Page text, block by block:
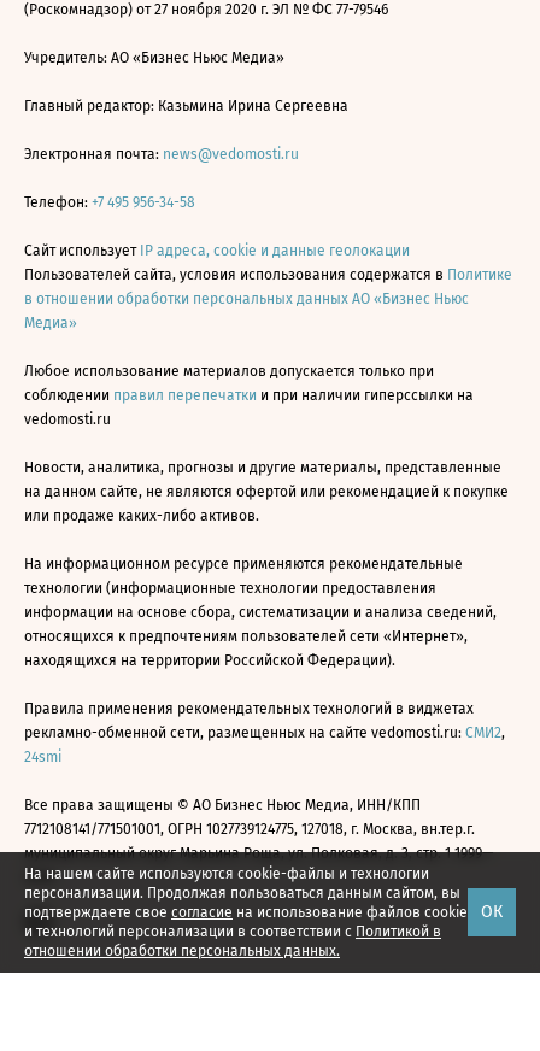
На нашем сайте используются cookie-файлы и технологии
персонализации. Продолжая пользоваться данным сайтом, вы
подтверждаете свое согласие на использование файлов cookie
и технологий персонализации в соответствии с Политикой в
отношении обработки персональных данных.
ОК
(Роскомнадзор) от 27 ноября 2020 г. ЭЛ № ФС 77-79546
Учредитель: АО «Бизнес Ньюс Медиа»
Главный редактор: Казьмина Ирина Сергеевна
Электронная почта: news@vedomosti.ru
Телефон: +7 495 956-34-58
Сайт использует IP адреса, cookie и данные геолокации
Пользователей сайта, условия использования содержатся в Политике
в отношении обработки персональных данных АО «Бизнес Ньюс
Медиа»
Любое использование материалов допускается только при
соблюдении правил перепечатки и при наличии гиперссылки на
vedomosti.ru
Новости, аналитика, прогнозы и другие материалы, представленные
на данном сайте, не являются офертой или рекомендацией к покупке
или продаже каких-либо активов.
На информационном ресурсе применяются рекомендательные
технологии (информационные технологии предоставления
информации на основе сбора, систематизации и анализа сведений,
относящихся к предпочтениям пользователей сети «Интернет»,
находящихся на территории Российской Федерации).
Правила применения рекомендательных технологий в виджетах
рекламно-обменной сети, размещенных на сайте vedomosti.ru: СМИ2,
24smi
Все права защищены © АО Бизнес Ньюс Медиа, ИНН/КПП
7712108141/771501001, ОГРН 1027739124775, 127018, г. Москва, вн.тер.г.
муниципальный округ Марьина Роща, ул. Полковая, д. 3, стр. 1 1999—
2026